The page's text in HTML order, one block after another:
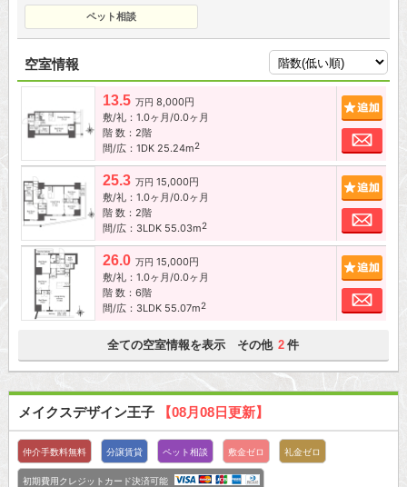
ペット相談
空室情報
13.5 万円 8,000円
敷/礼：1.0ヶ月/0.0ヶ月
階 数：2階
間/広：1DK 25.24m2
お
25.3 万円 15,000円
敷/礼：1.0ヶ月/0.0ヶ月
階 数：2階
間/広：3LDK 55.03m2
お
26.0 万円 15,000円
敷/礼：1.0ヶ月/0.0ヶ月
階 数：6階
間/広：3LDK 55.07m2
お
全ての空室情報を表示 その他 2 件
メイクスデザイン王子 【08月08日更新】
仲介手数料無料 分譲賃貸 ペット相談 敷金ゼロ 礼金ゼロ
初期費用クレジットカード決済可能